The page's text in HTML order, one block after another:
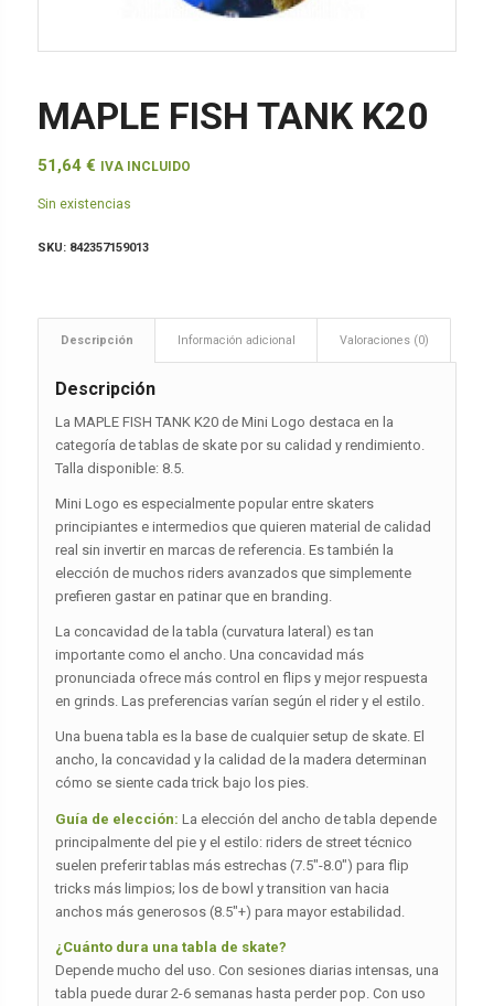
MAPLE FISH TANK K20
51,64 € IVA INCLUIDO
Sin existencias
SKU: 842357159013
Descripción Información adicional Valoraciones (0)
Descripción
La MAPLE FISH TANK K20 de Mini Logo destaca en la
categoría de tablas de skate por su calidad y rendimiento.
Talla disponible: 8.5.
Mini Logo es especialmente popular entre skaters
principiantes e intermedios que quieren material de calidad
real sin invertir en marcas de referencia. Es también la
elección de muchos riders avanzados que simplemente
prefieren gastar en patinar que en branding.
La concavidad de la tabla (curvatura lateral) es tan
importante como el ancho. Una concavidad más
pronunciada ofrece más control en flips y mejor respuesta
en grinds. Las preferencias varían según el rider y el estilo.
Una buena tabla es la base de cualquier setup de skate. El
ancho, la concavidad y la calidad de la madera determinan
cómo se siente cada trick bajo los pies.
Guía de elección: La elección del ancho de tabla depende
principalmente del pie y el estilo: riders de street técnico
suelen preferir tablas más estrechas (7.5″-8.0″) para flip
tricks más limpios; los de bowl y transition van hacia
anchos más generosos (8.5″+) para mayor estabilidad.
¿Cuánto dura una tabla de skate?
Depende mucho del uso. Con sesiones diarias intensas, una
tabla puede durar 2-6 semanas hasta perder pop. Con uso